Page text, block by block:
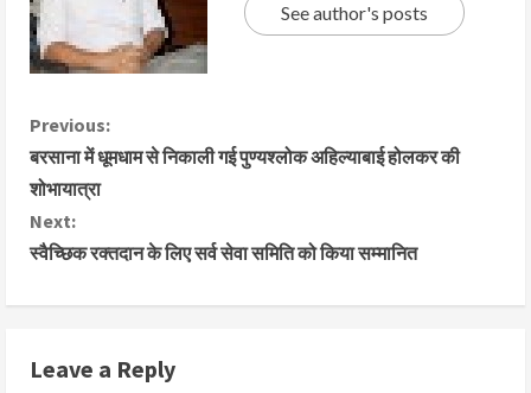
See author's posts
Previous:
बरसाना में धूमधाम से निकाली गई पुण्यश्लोक अहिल्याबाई होलकर की
शोभायात्रा
Next:
स्वैच्छिक रक्तदान के लिए सर्व सेवा समिति को किया सम्मानित
Leave a Reply